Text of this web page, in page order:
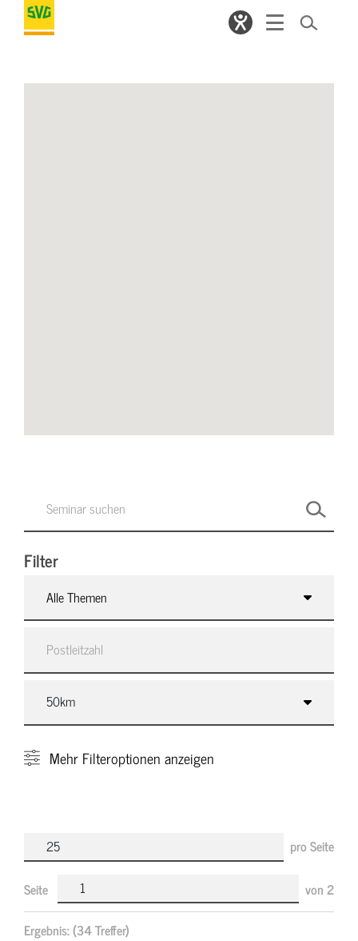
Filter
Alle Themen
Mehr Filteroptionen anzeigen
pro Seite
Seite von2
Ergebnis:(34 Treffer)